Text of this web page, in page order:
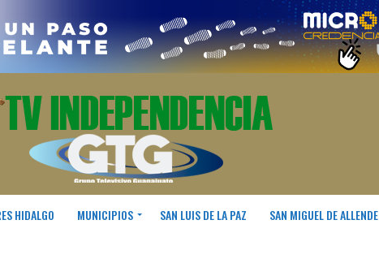
HIDALGO MUNICIPIOS SAN LUIS DE LA PAZ SAN MIGUEL DE ALLENDE